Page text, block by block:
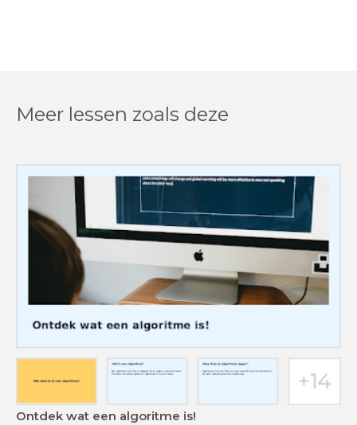
Meer lessen zoals deze
Ontdek wat een algoritme is!